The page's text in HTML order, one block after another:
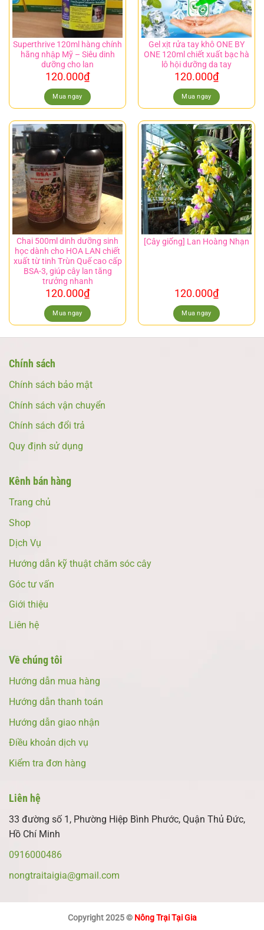
Superthrive 120ml hàng chính
hãng nhập Mỹ – Siêu dinh
dưỡng cho lan
120.000₫
Mua ngay
Gel xịt rửa tay khô ONE BY
ONE 120ml chiết xuất bạc hà
lô hội dưỡng da tay
120.000₫
Mua ngay
Chai 500ml dinh dưỡng sinh
học dành cho HOA LAN chiết
xuất từ tinh Trùn Quế cao cấp
BSA-3, giúp cây lan tăng
trưởng nhanh
120.000₫
Mua ngay
[Cây giống] Lan Hoàng Nhạn
120.000₫
Mua ngay
Chính sách
Chính sách bảo mật
Chính sách vận chuyển
Chính sách đổi trả
Quy định sử dụng
Kênh bán hàng
Trang chủ
Shop
Dịch Vụ
Hướng dẫn kỹ thuật chăm sóc cây
Góc tư vấn
Giới thiệu
Liên hệ
Về chúng tôi
Hướng dẫn mua hàng
Hướng dẫn thanh toán
Hướng dẫn giao nhận
Điều khoản dịch vụ
Kiểm tra đơn hàng
Liên hệ
33 đường số 1, Phường Hiệp Bình Phước, Quận Thủ Đức,
Hồ Chí Minh
0916000486
nongtraitaigia@gmail.com
Copyright 2025 © Nông Trại Tại Gia